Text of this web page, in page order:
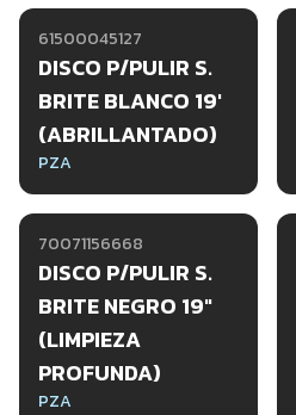
61500045127
DISCO P/PULIR S.
BRITE BLANCO 19'
(ABRILLANTADO)
PZA
70071156668
DISCO P/PULIR S.
BRITE NEGRO 19"
(LIMPIEZA
PROFUNDA)
PZA